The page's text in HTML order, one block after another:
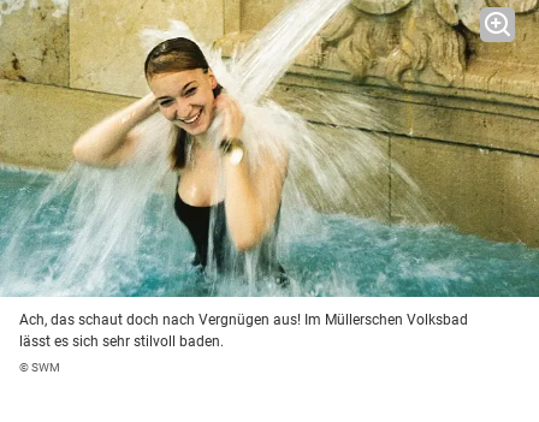
Ach, das schaut doch nach Vergnügen aus! Im Müllerschen Volksbad
lässt es sich sehr stilvoll baden.
© SWM